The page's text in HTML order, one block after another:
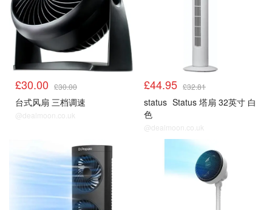
£30.00 £30.00
台式风扇 三档调速
@dealmoon.co.uk
£44.95 £32.81
status Status 塔扇 32英寸 白
色
@dealmoon.co.uk